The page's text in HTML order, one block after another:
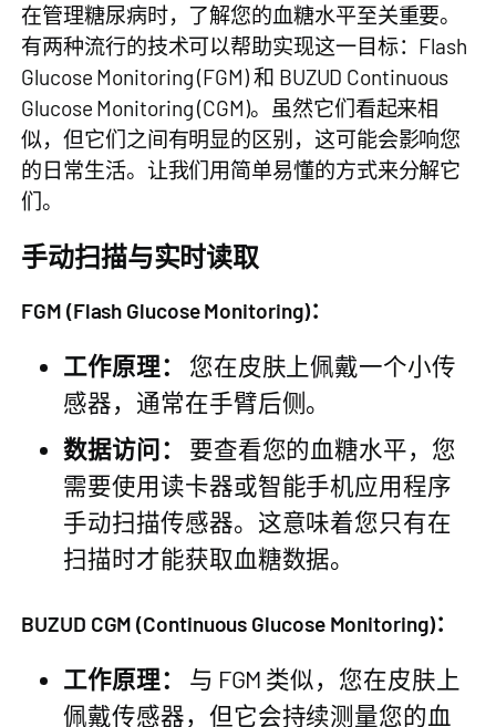
在管理糖尿病时，了解您的血糖水平至关重要。
有两种流行的技术可以帮助实现这一目标：Flash
Glucose Monitoring (FGM) 和 BUZUD Continuous
Glucose Monitoring (CGM)。虽然它们看起来相
似，但它们之间有明显的区别，这可能会影响您
的日常生活。让我们用简单易懂的方式来分解它
们。
手动扫描与实时读取
FGM (Flash Glucose Monitoring)：
工作原理：
您在皮肤上佩戴一个小传
感器，通常在手臂后侧。
数据访问：
要查看您的血糖水平，您
需要使用读卡器或智能手机应用程序
手动扫描传感器。这意味着您只有在
扫描时才能获取血糖数据。
BUZUD CGM (Continuous Glucose Monitoring)：
工作原理：
与 FGM 类似，您在皮肤上
佩戴传感器，但它会持续测量您的血